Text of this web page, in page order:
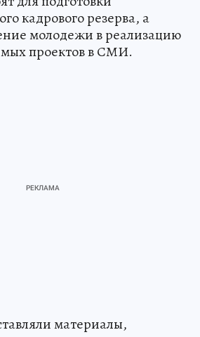
кадрового резерва, а
молодежи в реализацию
проектов в СМИ.
материалы,